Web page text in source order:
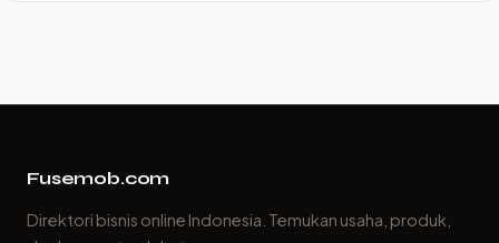
Fusemob.com
Direktori bisnis online Indonesia. Temukan usaha, produk,